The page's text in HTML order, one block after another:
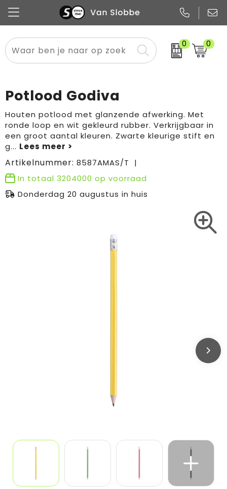
0 0
Alle categorieën
Promo
Pennen
Papier
Flessen
Merken
Meest gekozen
Overig textiel
Boodschappen- en draagtassen
Rugzakken
Potlood Godiva
Houten potlood met glanzende afwerking. Met
ronde loop en wit gekleurd rubber. Verkrijgbaar in
een groot aantal kleuren. Zwarte kleurige stift en
g...
Artikelnummer: 8587AMAS/T
In totaal 3204000 op voorraad
Donderdag 20 augustus in huis